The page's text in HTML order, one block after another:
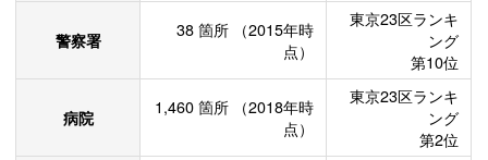
警察署 38 箇所
（2015年時
点）
東京23区ランキ
ング
第10位
病院 1,460 箇所
（2018年時
点）
東京23区ランキ
ング
第2位